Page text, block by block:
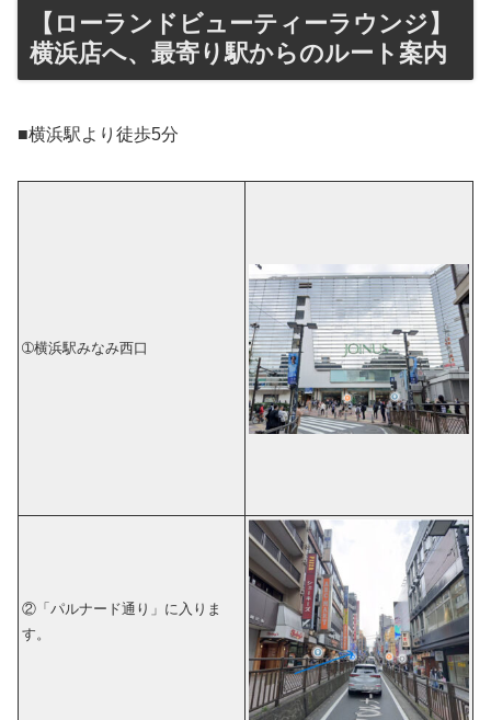
【ローランドビューティーラウンジ】
横浜店へ、最寄り駅からのルート案内
■横浜駅より徒歩5分
➀横浜駅みなみ西口
②「パルナード通り」に入りま
す。